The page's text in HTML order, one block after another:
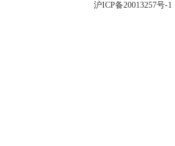
沪ICP备20013257号-1